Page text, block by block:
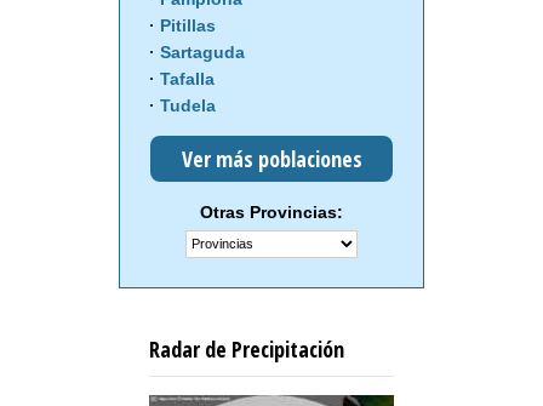
Pitillas
Sartaguda
Tafalla
Tudela
Ver más poblaciones
Otras Provincias:
Radar de Precipitación